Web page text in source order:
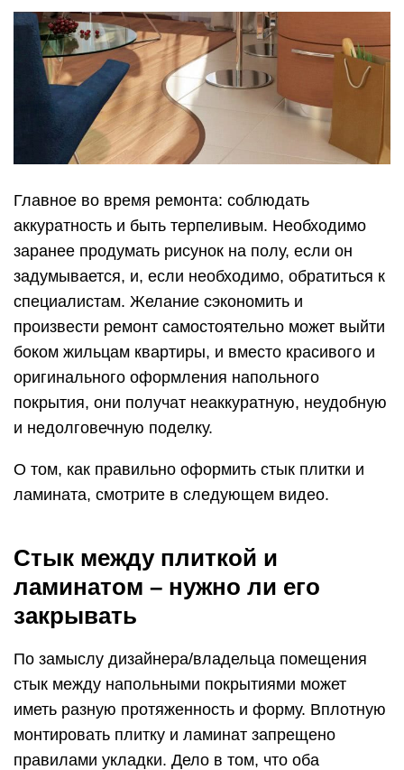
Главное во время ремонта: соблюдать
аккуратность и быть терпеливым. Необходимо
заранее продумать рисунок на полу, если он
задумывается, и, если необходимо, обратиться к
специалистам. Желание сэкономить и
произвести ремонт самостоятельно может выйти
боком жильцам квартиры, и вместо красивого и
оригинального оформления напольного
покрытия, они получат неаккуратную, неудобную
и недолговечную поделку.
О том, как правильно оформить стык плитки и
ламината, смотрите в следующем видео.
Стык между плиткой и
ламинатом – нужно ли его
закрывать
По замыслу дизайнера/владельца помещения
стык между напольными покрытиями может
иметь разную протяженность и форму. Вплотную
монтировать плитку и ламинат запрещено
правилами укладки. Дело в том, что оба